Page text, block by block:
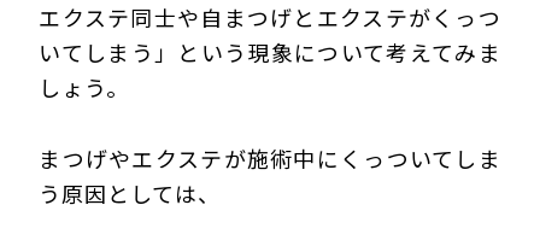
エクステ同士や自まつげとエクステがくっつ
いてしまう」という現象について考えてみま
しょう。
まつげやエクステが施術中にくっついてしま
う原因としては、